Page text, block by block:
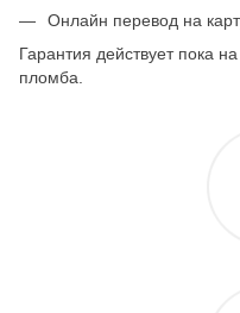
Онлайн перевод на
Гарантия действует пока
пломба.